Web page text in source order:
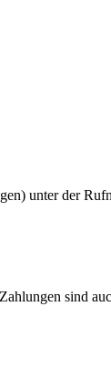
unter der
sind